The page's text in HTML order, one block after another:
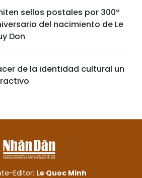
sellos postales por 300º
del nacimiento de Le
Don
de la identidad cultural un
Editor: Le Quoc Minh